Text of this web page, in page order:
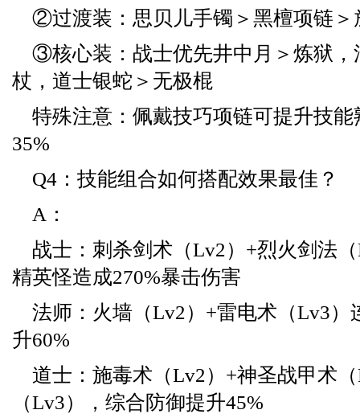
②过渡装：思贝儿手镯＞黑檀项链＞
③核心装：战士优先井中月＞炼狱，
杖，道士银蛇＞无极棍
特殊注意：佩戴技巧项链可提升技
35%
Q4：技能组合如何搭配效果最佳？
A：
战士：刺杀剑术（Lv2）+烈火剑法
精英怪造成270%暴击伤害
法师：火墙（Lv2）+雷电术（Lv3）
升60%
道士：施毒术（Lv2）+神圣战甲术
（Lv3），综合防御提升45%